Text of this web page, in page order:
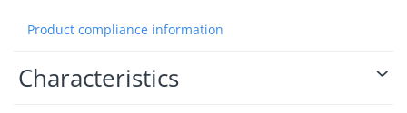
Product compliance information
Characteristics